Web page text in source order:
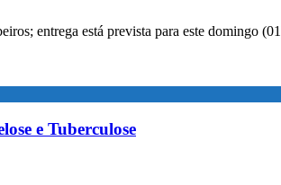
entrega está prevista para este domingo
e Tuberculose